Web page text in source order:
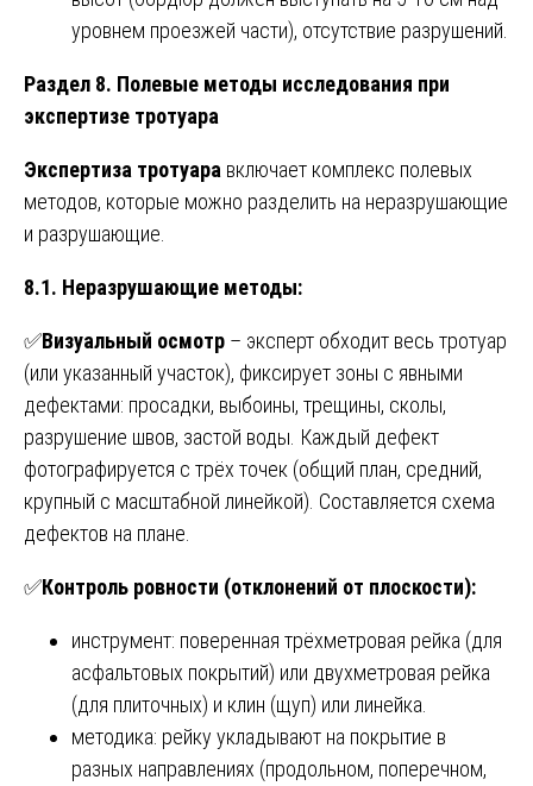
уровнем проезжей части), отсутствие разрушений.
Раздел 8. Полевые методы исследования при
экспертизе тротуара
Экспертиза тротуара включает комплекс полевых
методов, которые можно разделить на неразрушающие
и разрушающие.
8.1. Неразрушающие методы:
✅Визуальный осмотр – эксперт обходит весь тротуар
(или указанный участок), фиксирует зоны с явными
дефектами: просадки, выбоины, трещины, сколы,
разрушение швов, застой воды. Каждый дефект
фотографируется с трёх точек (общий план, средний,
крупный с масштабной линейкой). Составляется схема
дефектов на плане.
✅Контроль ровности (отклонений от плоскости):
инструмент: поверенная трёхметровая рейка (для
асфальтовых покрытий) или двухметровая рейка
(для плиточных) и клин (щуп) или линейка.
методика: рейку укладывают на покрытие в
разных направлениях (продольном, поперечном,